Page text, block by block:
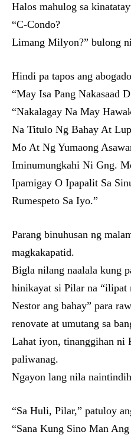
Halos mahulog sa
“C-Condo?
Limang Milyon?” bulong
Hindi pa tapos ang
“May Isa Pang Nakasaad
“Nakalagay Na May
Na Titulo Ng Bahay At
Mo At Ng Yumaong
Iminumungkahi Ni Gng.
Ipamigay O Ipapalit Sa
Rumespeto Sa Iyo.”
Parang binuhusan ng
magkakapatid.
Bigla nilang naalala kung
hinikayat si Pilar na “ilipat
Nestor ang bahay” para
renovate at umutang sa
Lahat iyon, tinanggihan ni
paliwanag.
Ngayon lang nila
“Sa Huli, Pilar,” patuloy
“Sana Kung Sino Man